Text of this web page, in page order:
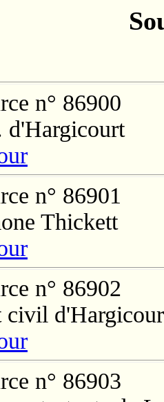
n° 86900
d'Hargicourt
n° 86901
Thickett
n° 86902
civil
n° 86903